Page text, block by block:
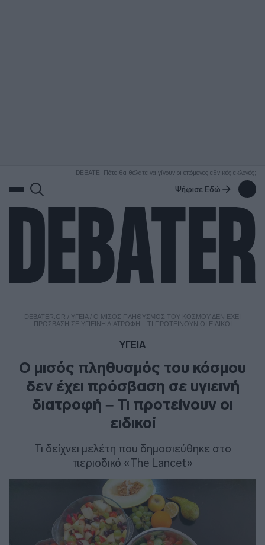
DEBATE: Πότε θα θέλατε να γίνουν οι επόμενες εθνικές εκλογές;
Ψήφισε Εδώ
DEBATER.GR / ΥΓΕΙΑ/ Ο ΜΙΣΌΣ ΠΛΗΘΥΣΜΌΣ ΤΟΥ ΚΌΣΜΟΥ ΔΕΝ ΈΧΕΙ
ΠΡΌΣΒΑΣΗ ΣΕ ΥΓΙΕΙΝΉ ΔΙΑΤΡΟΦΉ – ΤΙ ΠΡΟΤΕΊΝΟΥΝ ΟΙ ΕΙΔΙΚΟΊ
ΥΓΕΙΑ
Ο μισός πληθυσμός του κόσμου
δεν έχει πρόσβαση σε υγιεινή
διατροφή – Τι προτείνουν οι
ειδικοί
Τι δείχνει μελέτη που δημοσιεύθηκε στο
περιοδικό «The Lancet»